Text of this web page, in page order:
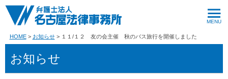
HOME お知らせ １１/１２ 友の会主催 秋のバス旅行を開催しました
お知らせ